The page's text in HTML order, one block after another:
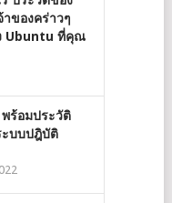
ของคร่าวๆ
Ubuntu ที่คุณ
ร้อมประวัติ
ะบบปฎิบัติ